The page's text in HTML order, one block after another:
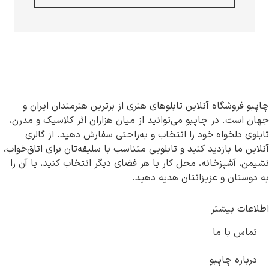
آنلاین تابلوهای هنری از برترین هنرمندان ایران و
چاپبو می‌توانید از میان هزاران اثر کلاسیک و مدرن،
خود را انتخاب و به‌راحتی سفارش دهید. از گالری
کنید و تابلویی متناسب با سلیقه‌تان برای اتاق‌خواب،
محل کار یا هر فضای دیگر انتخاب کنید، یا آن را
و عزیزانتان هدیه دهید.
ما